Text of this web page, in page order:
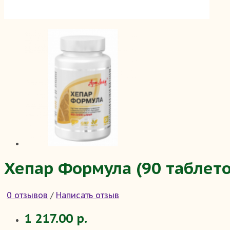
Хепар Формула (90
0 отзывов / Написать отзыв
1 217.00 р.